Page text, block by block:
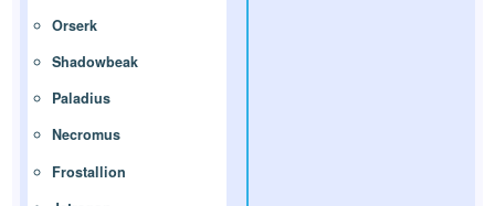
Orserk
Shadowbeak
Paladius
Necromus
Frostallion